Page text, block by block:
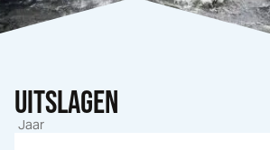
UITSLAGEN
Jaar